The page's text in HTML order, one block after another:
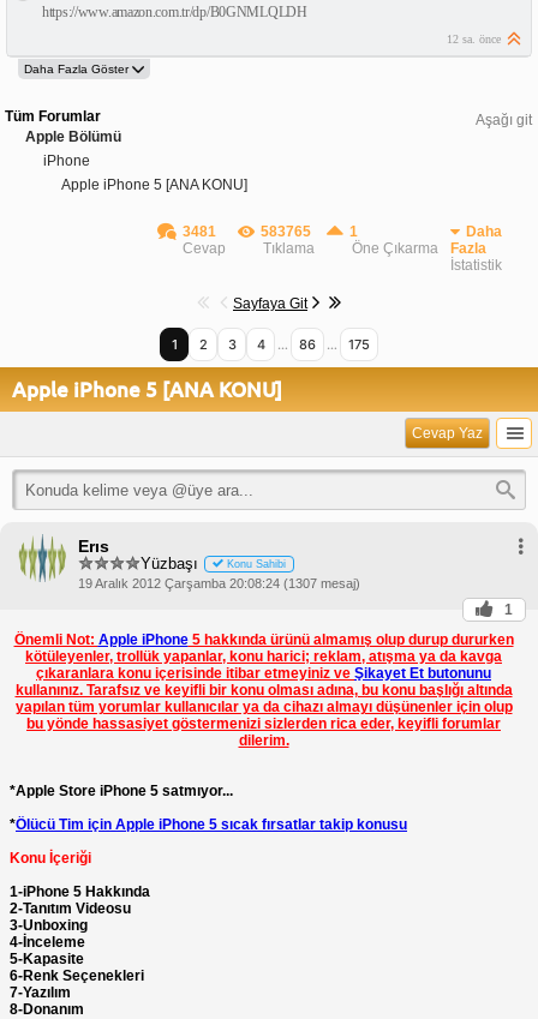
https://www.amazon.com.tr/dp/B0GNMLQLDH
12 sa. önce
Aşağı git
Tüm Forumlar
Apple Bölümü
iPhone
Apple iPhone 5 [ANA KONU]
3481
Cevap
583765
Tıklama
1
Öne Çıkarma
Daha
Fazla
İstatistik
Sayfaya Git
1 2 3 4 … 86 … 175
Apple iPhone 5 [ANA KONU]
Cevap Yaz
Erıs
Yüzbaşı Konu Sahibi
19 Aralık 2012 Çarşamba 20:08:24 (1307 mesaj)
1
Önemli Not: Apple iPhone5 hakkında ürünü almamış olup durup dururken
kötüleyenler, trollük yapanlar, konu harici; reklam, atışma ya da kavga
çıkaranlara konu içerisinde itibar etmeyiniz ve Şikayet Et butonunu
kullanınız. Tarafsız ve keyifli bir konu olması adına, bu konu başlığı altında
yapılan tüm yorumlar kullanıcılar ya da cihazı almayı düşünenler için olup
bu yönde hassasiyet göstermenizi sizlerden rica eder, keyifli forumlar
dilerim.
*Apple Store iPhone 5 satmıyor...
*Ölücü Tim için Apple iPhone 5 sıcak fırsatlar takip konusu
Konu İçeriği
1-iPhone 5 Hakkında
2-Tanıtım Videosu
3-Unboxing
4-İnceleme
5-Kapasite
6-Renk Seçenekleri
7-Yazılım
8-Donanım